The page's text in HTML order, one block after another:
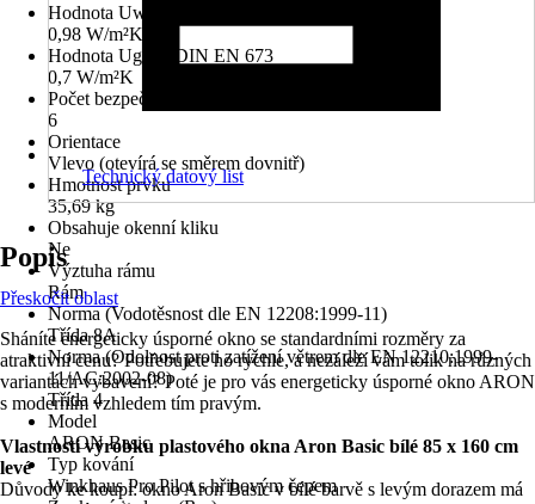
Hodnota Uw dle DIN EN 10077
0,98 W/m²K
Hodnota Ug dle DIN EN 673
0,7 W/m²K
Počet bezpečnostních kotevních plechů
6
Orientace
Vlevo (otevírá se směrem dovnitř)
Hmotnost prvku
35,69 kg
Obsahuje okenní kliku
Ne
Výztuha rámu
Rám
Norma (Vodotěsnost dle EN 12208:1999-11)
Třída 8A
Norma (Odolnost proti zatížení větrem dle EN 12210:1999-
11/AC:2002-08)
Třída 4
Model
ARON Basic
Typ kování
Winkhaus Pro Pilot s hřibovým čepem
Technický datový list
Popis
Přeskočit oblast
Sháníte energeticky úsporné okno se standardními rozměry za
atraktivní cenu? Potřebujete ho rychle, a nezáleží vám tolik na různých
variantách vybavení? Poté je pro vás energeticky úsporné okno ARON
s moderním vzhledem tím pravým.
Vlastnosti výrobku plastového okna Aron Basic bílé 85 x 160 cm
levé
Důvody ke koupi: okno Aron Basic v bílé barvě s levým dorazem má